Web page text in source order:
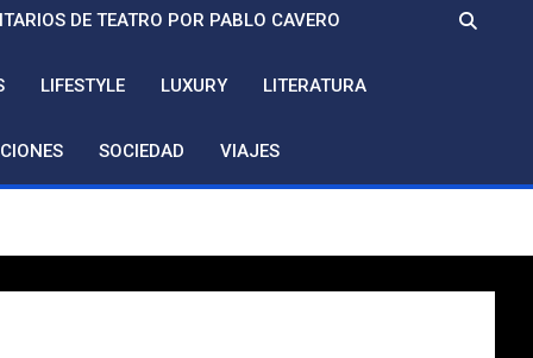
DE TEATRO POR PABLO CAVERO
LIFESTYLE LUXURY LITERATURA
SOCIEDAD VIAJES